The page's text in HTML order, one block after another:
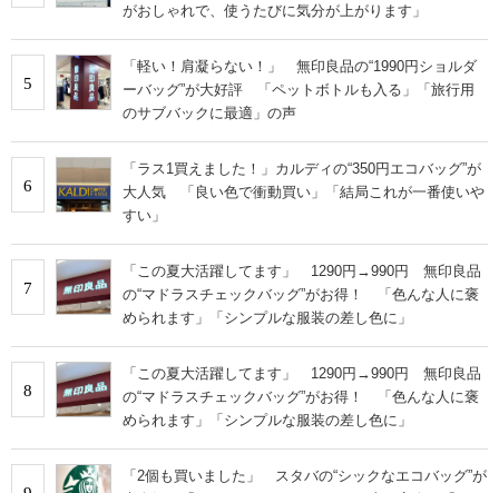
がおしゃれで、使うたびに気分が上がります」
5
「軽い！肩凝らない！」 無印良品の“1990円ショルダ
ーバッグ”が大好評 「ペットボトルも入る」「旅行用
のサブバックに最適」の声
6
「ラス1買えました！」カルディの“350円エコバッグ”が
大人気 「良い色で衝動買い」「結局これが一番使いや
すい」
7
「この夏大活躍してます」 1290円→990円 無印良品
の“マドラスチェックバッグ”がお得！ 「色んな人に褒
められます」「シンプルな服装の差し色に」
8
「この夏大活躍してます」 1290円→990円 無印良品
の“マドラスチェックバッグ”がお得！ 「色んな人に褒
められます」「シンプルな服装の差し色に」
「2個も買いました」 スタバの“シックなエコバッグ”が